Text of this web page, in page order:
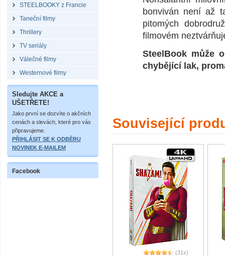
STEELBOOKY z Francie
Taneční filmy
Thrillery
TV seriály
Válečné filmy
Westernové filmy
Sledujte AKCE a
UŠETŘETE!
Jako první se dozvíte o akčních
cenách a slevách, které pro vás
připravujeme.
PŘIHLÁSIT SE K ODBĚRU
NOVINEK E-MAILEM
Facebook
bonviván není až
pitomých
filmovém
SteelBook může
chybějící lak,
Související
(31x)